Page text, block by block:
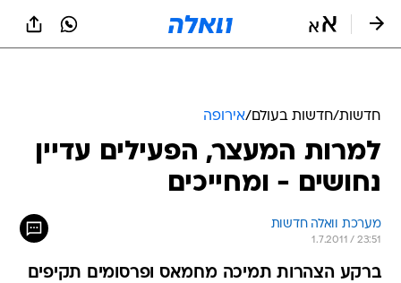
חדשות/חדשות בעולם/אירופה
למרות המעצר, הפעילים עדיין
נחושים - ומחייכים
מערכת וואלה חדשות
1.7.2011 / 23:51
ברקע הצהרות תמיכה מחמאס ופרסומים תקיפים